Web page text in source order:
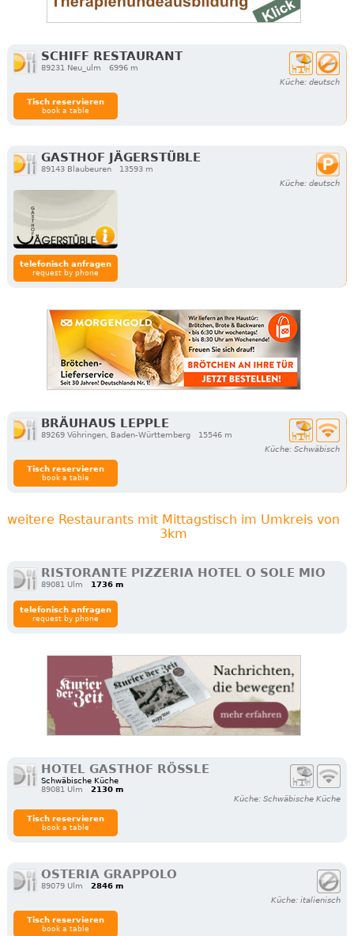
SCHIFF RESTAURANT
89231 Neu_ulm
6996 m
Küche: deutsch
Tisch reservieren
book a table
GASTHOF JÄGERSTÜBLE
89143 Blaubeuren
13593 m
Küche: deutsch
telefonisch anfragen
request by phone
BRÄUHAUS LEPPLE
89269 Vöhringen, Baden-Württemberg
15546 m
Küche: Schwäbisch
Tisch reservieren
book a table
weitere Restaurants mit Mittagstisch im Umkreis von
3km
RISTORANTE PIZZERIA HOTEL O SOLE MIO
89081 Ulm 1736 m
telefonisch anfragen
request by phone
HOTEL GASTHOF RÖSSLE
Schwäbische Küche
89081 Ulm
2130 m
Küche: Schwäbische Küche
Tisch reservieren
book a table
OSTERIA GRAPPOLO
89079 Ulm
2846 m
Küche: italienisch
Tisch reservieren
book a table